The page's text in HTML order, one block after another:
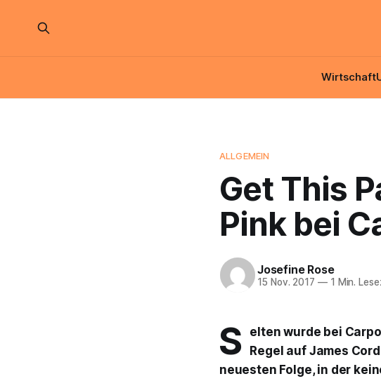
Wirtschaft
ALLGEMEIN
Get This
Pink bei
Josefine Rose
15 Nov. 2017 —1 Min.
S
elten wurde bei
Regel auf James
neuesten Folge, in der